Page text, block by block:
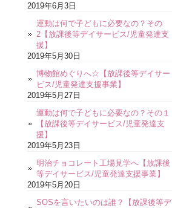
2019年6月3日
運動は何で子どもに必要なの？その
2【放課後等デイサービス/児童発達支
援】
2019年5月30日
博物館めぐりへ☆【放課後等デイサー
ビス/児童発達支援事業】
2019年5月27日
運動は何で子どもに必要なの？その１
【放課後等デイサービス/児童発達支
援】
2019年5月23日
明治チョコレート工場見学へ【放課後
等デイサービス/児童発達支援事業】
2019年5月20日
SOSを言いたいのは誰？【放課後等デ